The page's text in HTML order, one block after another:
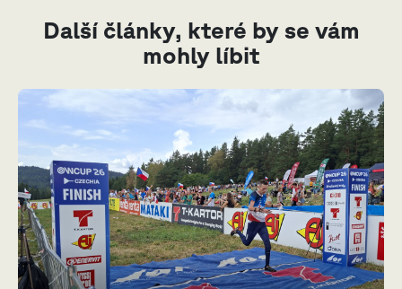
Další články, které by se vám
mohly líbit